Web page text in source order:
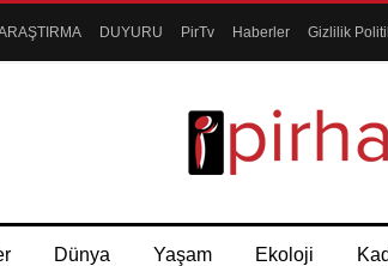
DUYURU PirTv Haberler Gizlilik
Dünya Yaşam Ekoloji